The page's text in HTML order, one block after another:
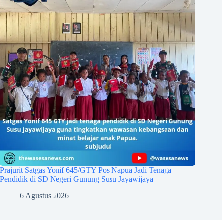
Prajurit Satgas Yonif 645/GTY Pos Napua Jadi Tenaga
Pendidik di SD Negeri Gunung Susu Jayawijaya
6 Agustus 2026